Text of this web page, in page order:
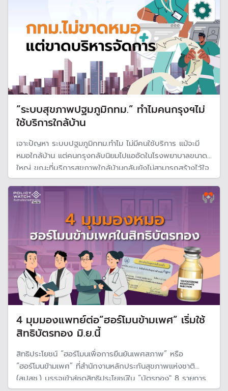
“ระบบสุขภาพปฐมภูมิกทม.” ทำไมคนกรุงฯไม่
ใช้บริการใกล้บ้าน
เจาะปัญหา ระบบปฐมภูมิกทม.ทำไม ไม่มีคนใช้บริการ แม้จะมี
หมอใกล้บ้าน แต่คนกรุงกลับนิยมไปแออัดในโรงพยาบาลขนาด
ใหญ่ ขณะที่บริการสุขภาพใกล้บ้านกลับยังไม่สามารถสร้างไว้ใจ
เชื่อมั่นให้คนเข้าไปใช้บริการได้
4 มุมมองแพทย์ต่อ”ฮอร์โมนข้ามเพศ” เริ่มใช้
สิทธิบัตรทอง มิ.ย.นี้
สิทธิประโยชน์ “ฮอร์โมนเพื่อการยืนยันเพศสภาพ” หรือ
“ฮอร์โมนข้ามเพศ” ที่สำนักงานหลักประกันสุขภาพแห่งชาติ
(สปสช.) บรรจุเข้าสู่ชุดสิทธิประโยชน์ใน “บัตรทอง" 8 รายการ